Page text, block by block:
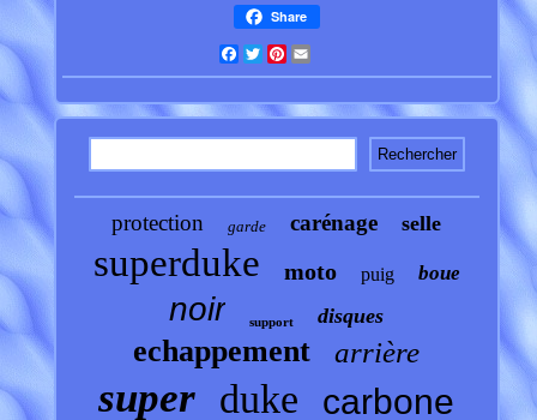
Share
Facebook
TwitterPinterest
protection garde carénage selle
superduke moto puig boue
noir support disques
echappement arrière
super duke carbone